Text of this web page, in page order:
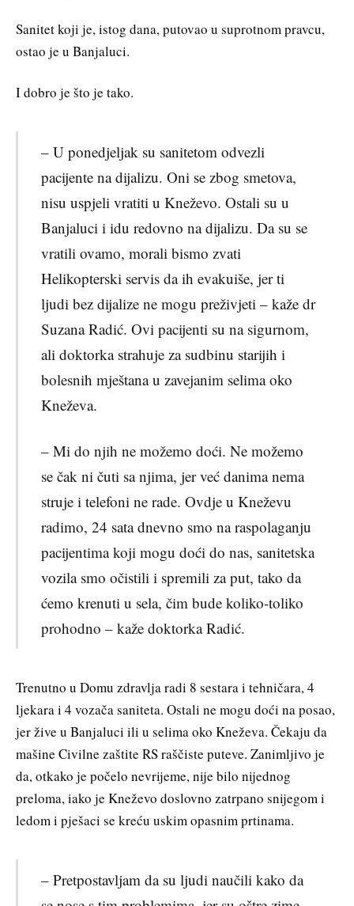
Sanitet koji je, istog dana, putovao u suprotnom pravcu,
ostao je u Banjaluci.
I dobro je što je tako.
– U ponedjeljak su sanitetom odvezli
pacijente na dijalizu. Oni se zbog smetova,
nisu uspjeli vratiti u Kneževo. Ostali su u
Banjaluci i idu redovno na dijalizu. Da su se
vratili ovamo, morali bismo zvati
Helikopterski servis da ih evakuiše, jer ti
ljudi bez dijalize ne mogu preživjeti – kaže dr
Suzana Radić. Ovi pacijenti su na sigurnom,
ali doktorka strahuje za sudbinu starijih i
bolesnih mještana u zavejanim selima oko
Kneževa.
– Mi do njih ne možemo doći. Ne možemo
se čak ni čuti sa njima, jer već danima nema
struje i telefoni ne rade. Ovdje u Kneževu
radimo, 24 sata dnevno smo na raspolaganju
pacijentima koji mogu doći do nas, sanitetska
vozila smo očistili i spremili za put, tako da
ćemo krenuti u sela, čim bude koliko-toliko
prohodno – kaže doktorka Radić.
Trenutno u Domu zdravlja radi 8 sestara i tehničara, 4
ljekara i 4 vozača saniteta. Ostali ne mogu doći na posao,
jer žive u Banjaluci ili u selima oko Kneževa. Čekaju da
mašine Civilne zaštite RS raščiste puteve. Zanimljivo je
da, otkako je počelo nevrijeme, nije bilo nijednog
preloma, iako je Kneževo doslovno zatrpano snijegom i
ledom i pješaci se kreću uskim opasnim prtinama.
– Pretpostavljam da su ljudi naučili kako da